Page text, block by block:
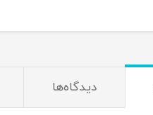
دیدگاه‌ها